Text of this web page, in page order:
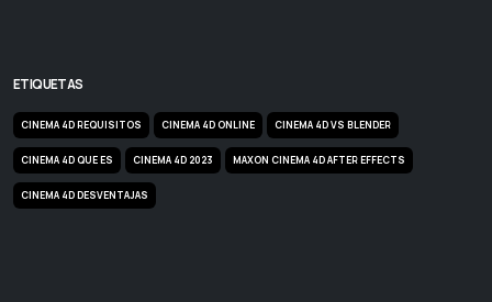
ETIQUETAS
CINEMA 4D REQUISITOS CINEMA 4D ONLINE CINEMA 4D VS BLENDER
CINEMA 4D QUE ES CINEMA 4D 2023 MAXON CINEMA 4D AFTER EFFECTS
CINEMA 4D DESVENTAJAS